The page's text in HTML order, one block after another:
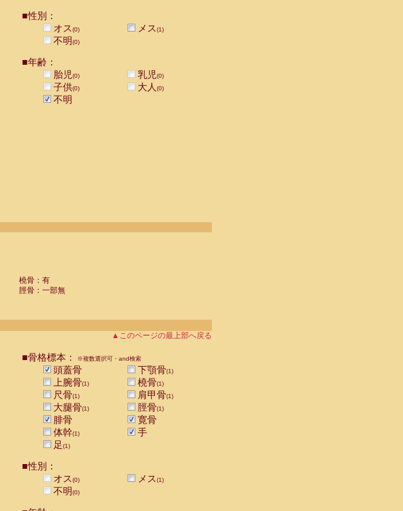
■性別：
オス(0) メス(1)
不明(0)
■年齢：
胎児(0) 乳児(0)
子供(0) 大人 (0)
不明
橈骨：有
脛骨：一部無
▲このページの最上部へ戻る
■骨格標本： ※複数選択可・and検索
頭蓋骨 下顎骨(1)
上腕骨(1) 橈骨(1)
尺骨(1) 肩甲骨(1)
大腿骨(1) 脛骨(1)
腓骨
寛骨
体幹(1)
手
足(1)
■性別：
オス(0) メス(1)
不明(0)